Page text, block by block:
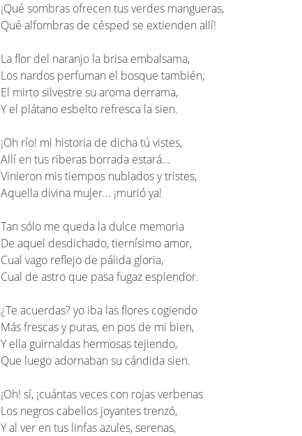
¡Qué sombras ofrecen tus verdes mangueras,
Qué alfombras de césped se extienden allí!
La flor del naranjo la brisa embalsama,
Los nardos perfuman el bosque también;
El mirto silvestre su aroma derrama,
Y el plátano esbelto refresca la sien.
¡Oh río! mi historia de dicha tú vistes,
Allí en tus riberas borrada estará...
Vinieron mis tiempos nublados y tristes,
Aquella divina mujer... ¡murió ya!
Tan sólo me queda la dulce memoria
De aquel desdichado, tiernísimo amor,
Cual vago reflejo de pálida gloria,
Cual de astro que pasa fugaz esplendor.
¿Te acuerdas? yo iba las flores cogiendo
Más frescas y puras, en pos de mi bien,
Y ella guirnaldas hermosas tejiendo,
Que luego adornaban su cándida sien.
¡Oh! sí, ¡cuántas veces con rojas verbenas
Los negros cabellos joyantes trenzó,
Y al ver en tus linfas azules, serenas,